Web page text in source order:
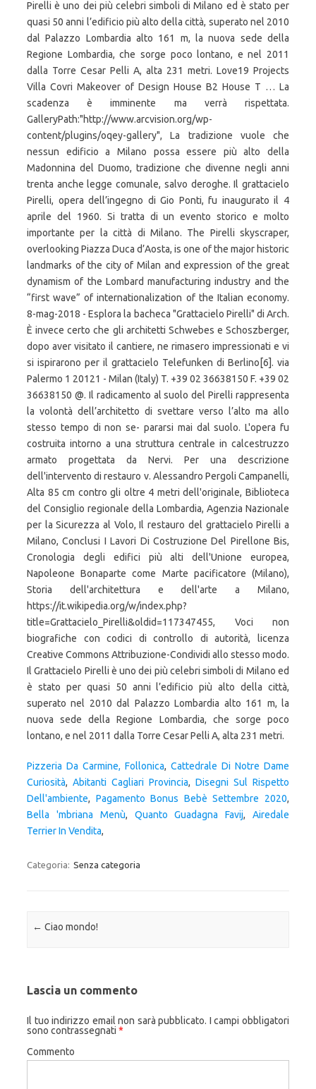
Pizzeria Da Carmine, Follonica, Cattedrale Di Notre Dame
Curiosità, Abitanti Cagliari Provincia, Disegni Sul Rispetto
Dell'ambiente, Pagamento Bonus Bebè Settembre 2020,
Bella 'mbriana Menù, Quanto Guadagna Favij,Airedale
Terrier In Vendita,
Categoria: Senza categoria
Navigazione articolo
← Ciao mondo!
Lascia un commento
Il tuo indirizzo email non sarà pubblicato. I campi obbligatori
sono contrassegnati *
Commento